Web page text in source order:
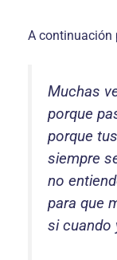
A continuación
Muchas
porque
porque
siempre
no
para que
si cuando